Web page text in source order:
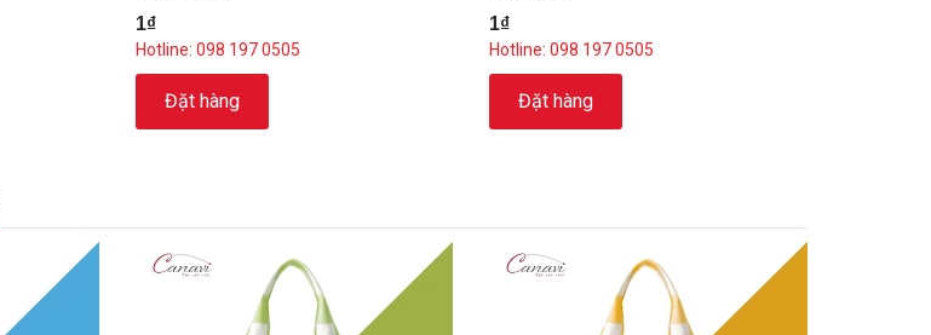
1₫
Hotline: 098 197 0505
Đặt hàng
1₫
Hotline: 098 197 0505
Đặt hàng